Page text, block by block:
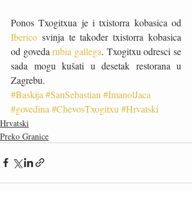
Iberico svinja te također txistorra kobasica
od goveda rubia gallega. Txogitxu odresci se
sada mogu kušati u desetak restorana u
Zagrebu.
#Baskija #SanSebastian #ImanolJaca
#govedina #ChevosTxogitxu #Hrvatski
Hrvatski
Preko Granice